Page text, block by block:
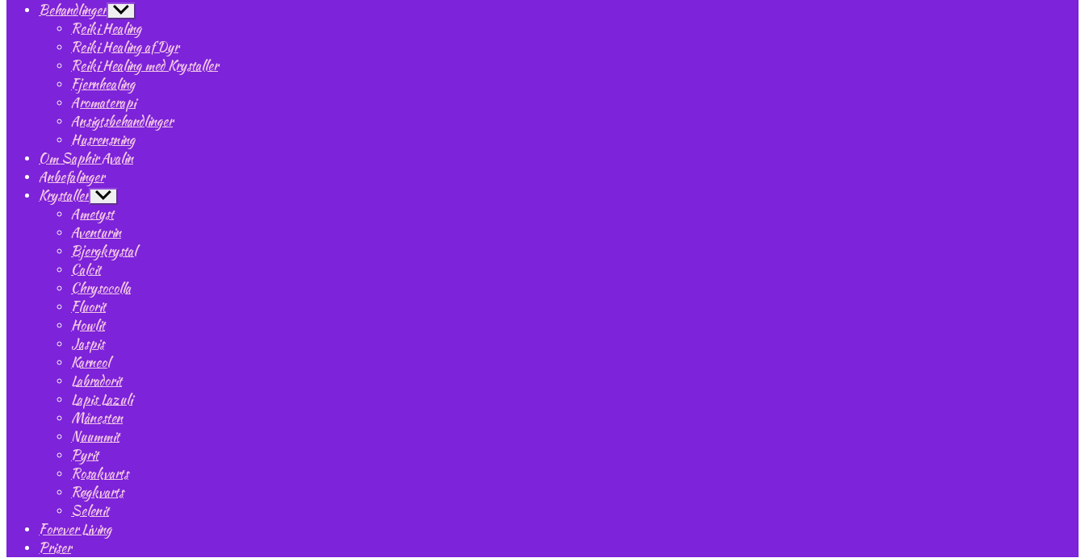
Behandlinger Vis
undermenu
Reiki Healing
Reiki Healing af Dyr
Reiki Healing med Krystaller
Fjernhealing
Aromaterapi
Ansigtsbehandlinger
Husrensning
Om Saphir Avalin
Anbefalinger
Krystaller Vis
undermenu
Ametyst
Aventurin
Bjergkrystal
Calcit
Chrysocolla
Fluorit
Howlit
Jaspis
Karneol
Labradorit
Lapis Lazuli
Månesten
Nuummit
Pyrit
Rosakvarts
Røgkvarts
Selenit
Forever Living
Priser